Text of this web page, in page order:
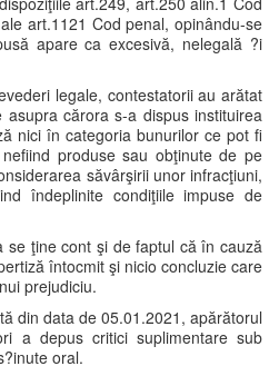
art.1121 Cod penal, opinându-se
apare ca excesivă, nelegală ?i
legale, contestatorii au arătat
cărora s-a dispus instituirea
nici în categoria bunurilor ce pot fi
produse sau obţinute de pe
săvârşirii unor infracţiuni,
îndeplinite condiţiile impuse de
se ţine cont şi de faptul că în cauză
întocmit şi nicio concluzie care
prejudiciu.
din data de 05.01.2021, apărătorul
a depus critici suplimentare sub
oral.